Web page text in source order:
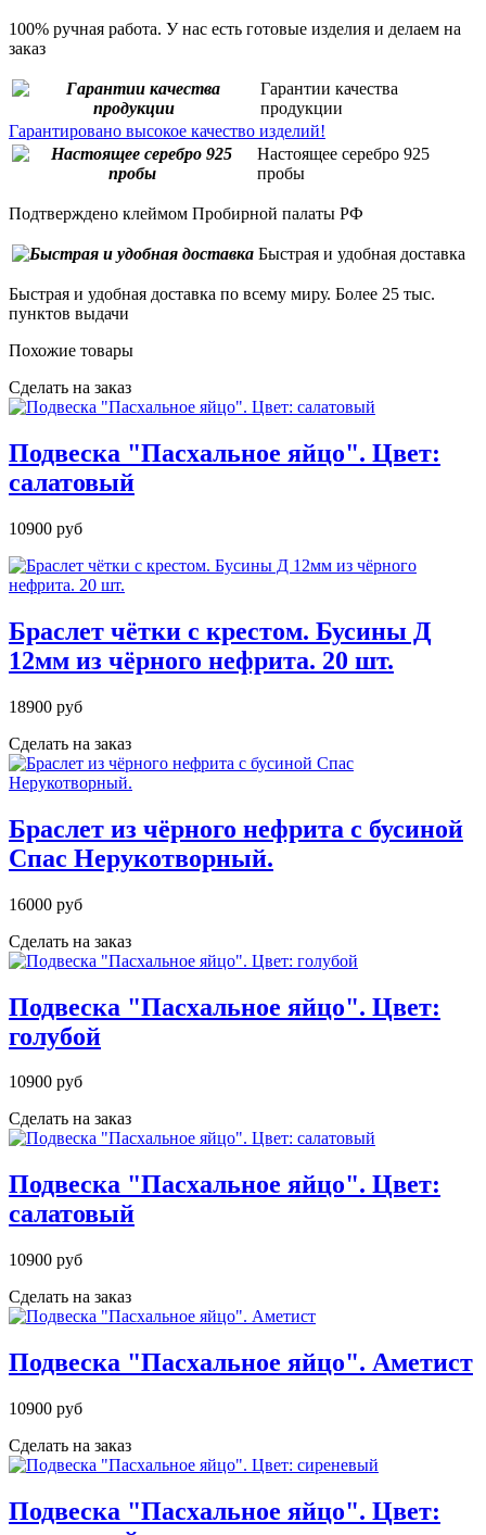
100% ручная работа. У нас есть готовые изделия и делаем на
заказ
Гарантии качества
продукции
Гарантировано высокое качество изделий!
Настоящее серебро 925
пробы
Подтверждено клеймом Пробирной палаты РФ
Быстрая и удобная доставка
Быстрая и удобная доставка по всему миру. Более 25 тыс.
пунктов выдачи
Похожие товары
Сделать на заказ
Подвеска "Пасхальное яйцо". Цвет:
салатовый
10900 руб
Браслет чётки с крестом. Бусины Д
12мм из чёрного нефрита. 20 шт.
18900 руб
Сделать на заказ
Браслет из чёрного нефрита с бусиной
Спас Нерукотворный.
16000 руб
Сделать на заказ
Подвеска "Пасхальное яйцо". Цвет:
голубой
10900 руб
Сделать на заказ
Подвеска "Пасхальное яйцо". Цвет:
салатовый
10900 руб
Сделать на заказ
Подвеска "Пасхальное яйцо". Аметист
10900 руб
Сделать на заказ
Подвеска "Пасхальное яйцо". Цвет: